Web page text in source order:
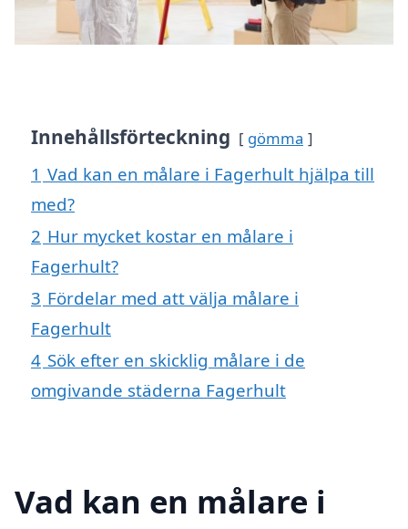
Innehållsförteckning gömma
1 Vad kan en målare i Fagerhult hjälpa till
med?
2 Hur mycket kostar en målare i
Fagerhult?
3 Fördelar med att välja målare i
Fagerhult
4 Sök efter en skicklig målare i de
omgivande städerna Fagerhult
Vad kan en målare i